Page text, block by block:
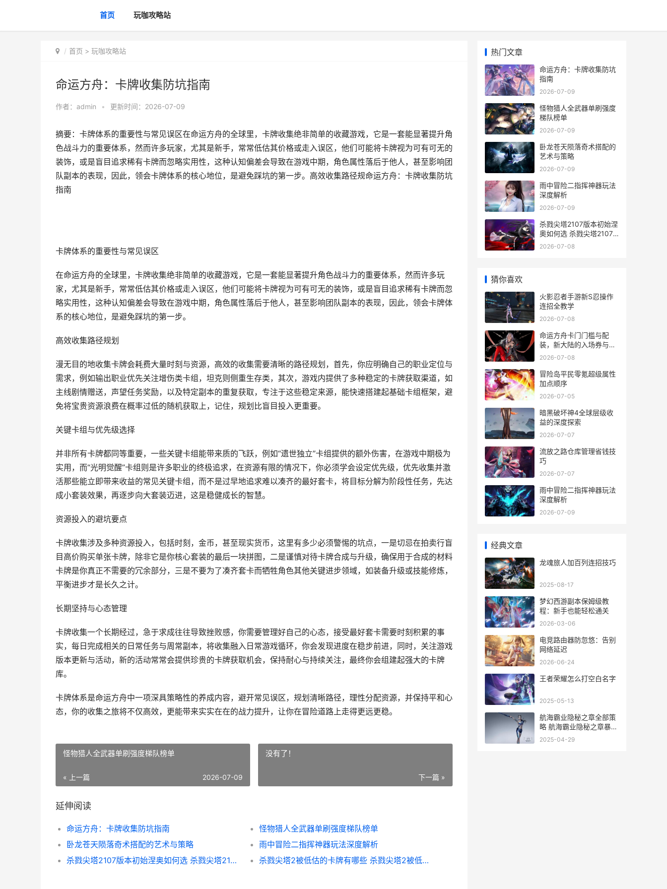
首页 玩咖攻略站
首页 > 玩咖攻略站
命运方舟：卡牌收集防坑指南
作者： admin • 更新时间：2026-07-09
摘要：卡牌体系的重要性与常见误区在命运方舟的全球里，卡牌收集绝非简单的收藏游戏，它是一套能显著提升角
色战斗力的重要体系，然而许多玩家，尤其是新手，常常低估其价格或走入误区，他们可能将卡牌视为可有可无的
装饰，或是盲目追求稀有卡牌而忽略实用性，这种认知偏差会导致在游戏中期，角色属性落后于他人，甚至影响团
队副本的表现，因此，领会卡牌体系的核心地位，是避免踩坑的第一步。高效收集路径规命运方舟：卡牌收集防坑
指南
卡牌体系的重要性与常见误区
在命运方舟的全球里，卡牌收集绝非简单的收藏游戏，它是一套能显著提升角色战斗力的重要体系，然而许多玩
家，尤其是新手，常常低估其价格或走入误区，他们可能将卡牌视为可有可无的装饰，或是盲目追求稀有卡牌而忽
略实用性，这种认知偏差会导致在游戏中期，角色属性落后于他人，甚至影响团队副本的表现，因此，领会卡牌体
系的核心地位，是避免踩坑的第一步。
高效收集路径规划
漫无目的地收集卡牌会耗费大量时刻与资源，高效的收集需要清晰的路径规划，首先，你应明确自己的职业定位与
需求，例如输出职业优先关注增伤类卡组，坦克则侧重生存类，其次，游戏内提供了多种稳定的卡牌获取渠道，如
主线剧情赠送，声望任务奖励，以及特定副本的重复获取，专注于这些稳定来源，能快速搭建起基础卡组框架，避
免将宝贵资源浪费在概率过低的随机获取上，记住，规划比盲目投入更重要。
关键卡组与优先级选择
并非所有卡牌都同等重要，一些关键卡组能带来质的飞跃，例如“遗世独立”卡组提供的额外伤害，在游戏中期极为
实用，而“光明觉醒”卡组则是许多职业的终极追求，在资源有限的情况下，你必须学会设定优先级，优先收集并激
活那些能立即带来收益的常见关键卡组，而不是过早地追求难以凑齐的最好套卡，将目标分解为阶段性任务，先达
成小套装效果，再逐步向大套装迈进，这是稳健成长的智慧。
资源投入的避坑要点
卡牌收集涉及多种资源投入，包括时刻，金币，甚至现实货币，这里有多少必须警惕的坑点，一是切忌在拍卖行盲
目高价购买单张卡牌，除非它是你核心套装的最后一块拼图，二是谨慎对待卡牌合成与升级，确保用于合成的材料
卡牌是你真正不需要的冗余部分，三是不要为了凑齐套卡而牺牲角色其他关键进步领域，如装备升级或技能修炼，
平衡进步才是长久之计。
长期坚持与心态管理
卡牌收集一个长期经过，急于求成往往导致挫败感，你需要管理好自己的心态，接受最好套卡需要时刻积累的事
实，每日完成相关的日常任务与周常副本，将收集融入日常游戏循环，你会发现进度在稳步前进，同时，关注游戏
版本更新与活动，新的活动常常会提供珍贵的卡牌获取机会，保持耐心与持续关注，最终你会组建起强大的卡牌
库。
卡牌体系是命运方舟中一项深具策略性的养成内容，避开常见误区，规划清晰路径，理性分配资源，并保持平和心
态，你的收集之旅将不仅高效，更能带来实实在在的战力提升，让你在冒险道路上走得更远更稳。
怪物猎人全武器单刷强度梯队榜单
« 上一篇 2026-07-09
没有了！
下一篇 »
延伸阅读
命运方舟：卡牌收集防坑指南
怪物猎人全武器单刷强度梯队榜单
卧龙苍天陨落奇术搭配的艺术与策略
雨中冒险二指挥神器玩法深度解析
杀戮尖塔2107版本初始涅奥如何选 杀戮尖塔2107版本初始涅奥选项排行榜 杀戮尖塔 rpg
杀戮尖塔2被低估的卡牌有哪些 杀戮尖塔2被低估的卡牌盘点 杀戮尖塔2低配电脑mod
热门文章
命运方舟：卡牌收集防坑
指南
2026-07-09
怪物猎人全武器单刷强度
梯队榜单
2026-07-09
卧龙苍天陨落奇术搭配的
艺术与策略
2026-07-09
雨中冒险二指挥神器玩法
深度解析
2026-07-09
杀戮尖塔2107版本初始涅
奥如何选 杀戮尖塔2107
版本初始涅奥选项排行榜
2026-07-08
猜你喜欢
火影忍者手游新S忍操作
连招全教学
2026-07-08
命运方舟卡门门槛与配
装，新大陆的入场券与基
石
2026-07-08
冒险岛平民零氪超级属性
加点顺序
2026-07-05
暗黑破坏神4全球层级收
益的深度探索
2026-07-07
流放之路仓库管理省钱技
巧
2026-07-07
雨中冒险二指挥神器玩法
深度解析
2026-07-09
经典文章
龙魂旅人加百列连招技巧
2025-08-17
梦幻西游副本保姆级教
程：新手也能轻松通关
2026-03-06
电竞路由器防忽悠：告别
网络延迟
2026-06-24
王者荣耀怎么打空白名字
2025-05-13
航海霸业隐秘之章全部策
略 航海霸业隐秘之章暴脾
气攻略
2025-04-29